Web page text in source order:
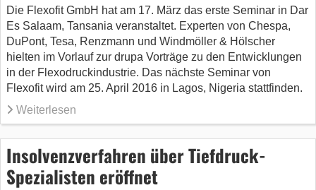
Die Flexofit GmbH hat am 17. März das erste Seminar in Dar
Es Salaam, Tansania veranstaltet. Experten von Chespa,
DuPont, Tesa, Renzmann und Windmöller & Hölscher
hielten im Vorlauf zur drupa Vorträge zu den Entwicklungen
in der Flexodruckindustrie. Das nächste Seminar von
Flexofit wird am 25. April 2016 in Lagos, Nigeria stattfinden.
Weiterlesen
Insolvenzverfahren über Tiefdruck-
Spezialisten eröffnet